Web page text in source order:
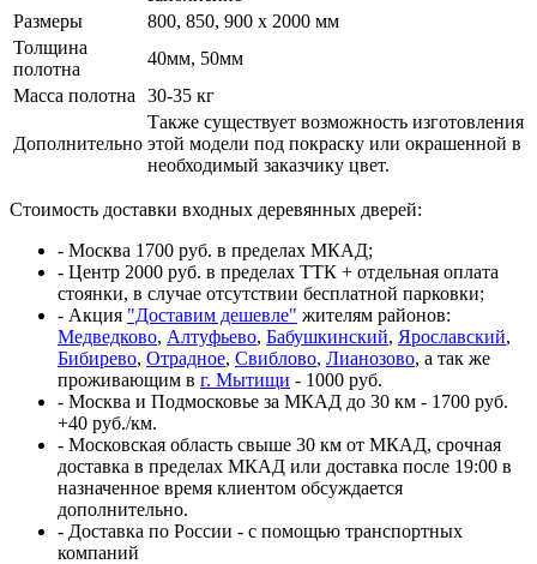
Размеры
800, 850, 900 x 2000 мм
Толщина
полотна
40мм, 50мм
Масса полотна
30-35 кг
Дополнительно
Также существует возможность изготовления
этой модели под покраску или окрашенной в
необходимый заказчику цвет.
Стоимость доставки входных деревянных дверей:
- Москва 1700 руб. в пределах МКАД;
- Центр 2000 руб. в пределах ТТК + отдельная оплата
стоянки, в случае отсутствии бесплатной парковки;
- Акция "Доставим дешевле" жителям районов:
Медведково, Алтуфьево, Бабушкинский, Ярославский,
Бибирево, Отрадное, Свиблово, Лианозово, а так же
проживающим в г. Мытищи - 1000 руб.
- Москва и Подмосковье за МКАД до 30 км - 1700 руб.
+40 руб./км.
- Московская область свыше 30 км от МКАД, срочная
доставка в пределах МКАД или доставка после 19:00 в
назначенное время клиентом обсуждается
дополнительно.
- Доставка по России - с помощью транспортных
компаний